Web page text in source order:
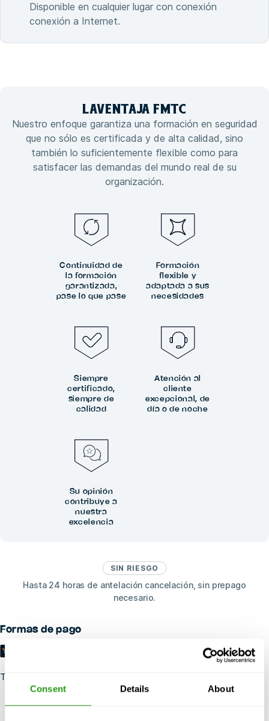
Consent Details About
Disponible en cualquier lugar con conexión
conexión a Internet.
SIN RIESGO
Hasta 24 horas de antelación cancelación, sin prepago
necesario.
Formas de pago
Trustpilot
LAVENTAJA FMTC
Nuestro enfoque garantiza una formación en seguridad
que no sólo es certificada y de alta calidad, sino
también lo suficientemente flexible como para
satisfacer las demandas del mundo real de su
organización.
Continuidad de
la formación
garantizada,
pase lo que pase
Formación
flexible y
adaptada a sus
necesidades
Siempre
certificado,
siempre de
calidad
Atención al
cliente
excepcional, de
día o de noche
Su opinión
contribuye a
nuestra
excelencia